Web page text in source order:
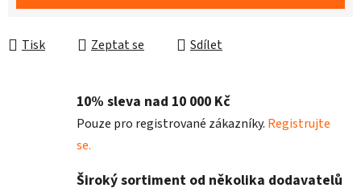
Tisk Zeptat se Sdílet
10% sleva nad 10 000 Kč
Pouze pro registrované zákazníky. Registrujte
se.
Široký sortiment od několika dodavatelů